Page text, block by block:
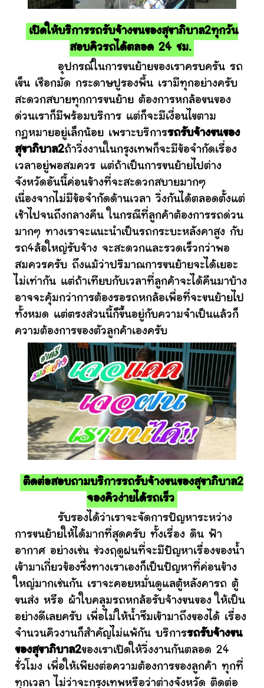
เปิดให้บริการรถรับจ้างขนของสุขาภิบาล2ทุกวัน
สอบคิวรถได้ตลอด 24 ชม.
อุปกรณ์ในการขนย้ายของเราครบครัน รถ
เข็น เชือกมัด กระดาษปูรองพื้น เรามีทุกอย่างครับ
สะดวกสบายทุกการขนย้าย ต้องการหกล้อขนของ
ด่วนเราก็มีพร้อมบริการ แต่ก็จะมีเงื่อนไขตาม
กฎหมายอยู่เล็กน้อย เพราะบริการรถรับจ้างขนของ
สุขาภิบาล2ถ้าวิ่งงานในกรุงเทพก็จะมีข้อจำกัดเรื่อง
เวลาอยู่พอสมควร แต่ถ้าเป็นการขนย้ายไปต่าง
จังหวัดอันนี้ค่อนข้างที่จะสะดวกสบายมากๆ
เนื่องจากไม่มีข้อจำกัดด้านเวลา วิ่งกันได้ตลอดตั้งแต่
เช้าไปจนถึงกลางคืน ในกรณีที่ลูกค้าต้องการรถด่วน
มากๆ ทางเราจะแนะนำเป็นรถกระบะหลังคาสูง กับ
รถ4ล้อใหญ่รับจ้าง จะสะดวกและรวดเร็วกว่าพอ
สมควรครับ ถึงแม้ว่าปริมาณการขนย้ายจะได้เยอะ
ไม่เท่ากัน แต่ถ้าเทียบกับเวลาที่ลูกค้าจะได้คืนมาบ้าง
อาจจะคุ้มกว่าการต้องรอรถหกล้อเพื่อที่จะขนย้ายไป
ทั้งหมด แต่ตรงส่วนนี้ก็ขึ้นอยู่กับความจำเป็นแล้วก็
ความต้องการของตัวลูกค้าเองครับ
ติดต่อสอบถามบริการรถรับจ้างขนของสุขาภิบาล2
จองคิวง่ายได้รถเร็ว
รับรองได้ว่าเราจะจัดการปัญหาระหว่าง
การขนย้ายให้ได้มากที่สุดครับ ทั้งเรื่อง ดิน ฟ้า
อากาศ อย่างเช่น ช่วงฤดูฝนที่จะมีปัญหาเรื่องของน้ำ
เข้ามาเกี่ยวข้องซึ่งทางเราเองก็เป็นปัญหาที่ค่อนข้าง
ใหญ่มากเช่นกัน เราจะคอยหมั่นดูแลตู้หลังคารถ ตู้
ขนส่ง หรือ ผ้าใบคลุมรถหกล้อรับจ้างขนของ ให้เป็น
อย่างดีเลยครับ เพื่อไม่ให้น้ำซึมเข้ามาถึงของได้ เรื่อง
จำนวนคิวงานก็สำคัญไม่แพ้กัน บริการรถรับจ้างขน
ของสุขาภิบาล2ของเราเปิดให้วิ่งงานกันตลอด 24
ชั่วโมง เพื่อให้เพียงต่อความต้องการของลูกค้า ทุกที่
ทุกเวลา ไม่ว่าจะกรุงเทพหรือว่าต่างจังหวัด ติดต่อ